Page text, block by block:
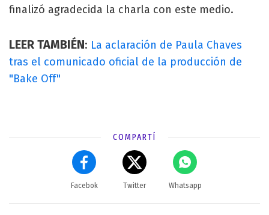
finalizó agradecida la charla con este medio.
LEER TAMBIÉN: La aclaración de Paula Chaves
tras el comunicado oficial de la producción de
"Bake Off"
COMPARTÍ
Facebok Twitter Whatsapp